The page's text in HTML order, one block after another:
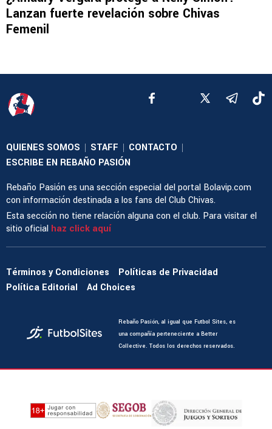
Lanzan fuerte revelación sobre Chivas
Femenil
QUIENES SOMOS | STAFF | CONTACTO |
ESCRIBE EN REBAÑO PASIÓN
Rebaño Pasión es una sección especial del portal Bolavip.com
con información destinada a los fans del Club Chivas.
Esta sección no tiene relación alguna con el club. Para visitar el
sitio oficial haz click aquí
Términos y Condiciones
Políticas de Privacidad
Política Editorial
Ad Choices
Rebaño Pasión, al igual que Futbol Sites, es
una compañía perteneciente a Better
Collective. Todos los derechos reservados.